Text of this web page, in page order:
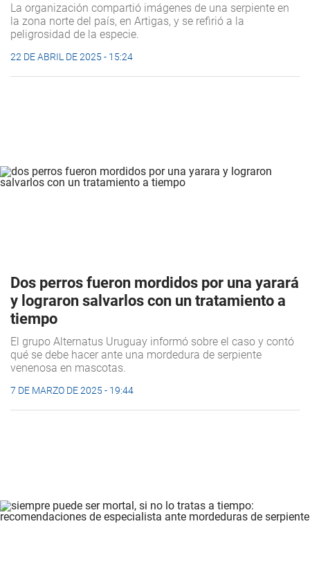
La organización compartió imágenes de una serpiente en
la zona norte del país, en Artigas, y se refirió a la
peligrosidad de la especie.
22 DE ABRIL DE 2025 - 15:24
Dos perros fueron mordidos por una yarará
y lograron salvarlos con un tratamiento a
tiempo
El grupo Alternatus Uruguay informó sobre el caso y contó
qué se debe hacer ante una mordedura de serpiente
venenosa en mascotas.
7 DE MARZO DE 2025 - 19:44